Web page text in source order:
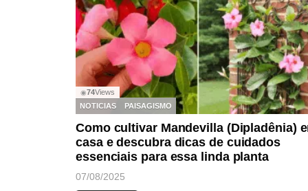
◉74Views
NOTICIAS
PAISAGISMO
Como cultivar Mandevilla (Dipladênia)
casa e descubra dicas de cuidados
essenciais para essa linda planta
07/08/2025